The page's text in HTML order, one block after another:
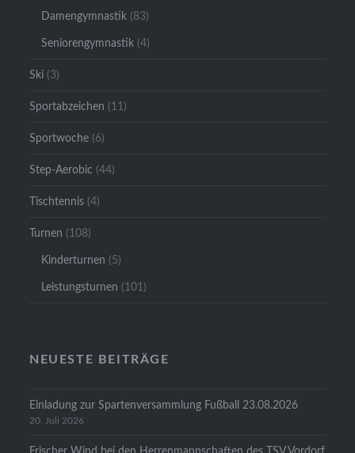
Damengymnastik (83)
Seniorengymnastik (4)
Ski (3)
Sportabzeichen (11)
Sportwoche (6)
Step-Aerobic (44)
Tischtennis (4)
Turnen (108)
Kinderturnen (5)
Leistungsturnen (101)
NEUESTE BEITRÄGE
Einladung zur Spartenversammlung Fußball 23.08.2026
20. Juli 2026